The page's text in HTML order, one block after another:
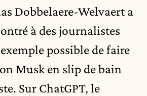
Dobbelaere-Welvaert a
à des journalistes
possible de faire
Musk en slip de bain
Sur ChatGPT, le